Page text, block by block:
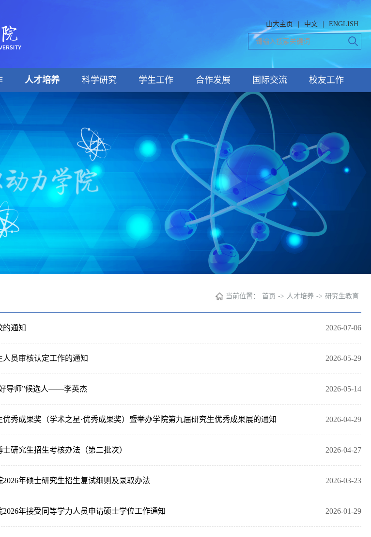
山大主页 中文 ENGLISH
人才培养 科学研究 学生工作 合作发展 国际交流 校友工作
当前位置： 首页 -> 人才培养 -> 研究生教育
2026-07-06
的通知
2026-05-29
人员审核认定工作的通知
2026-05-14
导师”候选人——李英杰
2026-04-29
秀成果奖（学术之星·优秀成果奖）暨举办学院第九届研究生优秀成果展的通知
2026-04-27
研究生招生考核办法（第二批次）
2026-03-23
年硕士研究生招生复试细则及录取办法
2026-01-29
年接受同等学力人员申请硕士学位工作通知